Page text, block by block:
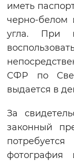
иметь
черно-белом
угла. При
СФР по
выдается в
За
законный